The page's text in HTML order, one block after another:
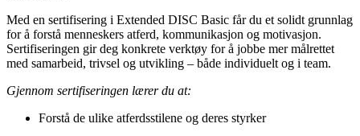
Med en sertifisering i Extended DISC Basic får du et solidt grunnlag
for å forstå menneskers atferd, kommunikasjon og motivasjon.
Sertifiseringen gir deg konkrete verktøy for å jobbe mer målrettet
med samarbeid, trivsel og utvikling – både individuelt og i team.
Gjennom sertifiseringen lærer du at:
Forstå de ulike atferdsstilene og deres styrker